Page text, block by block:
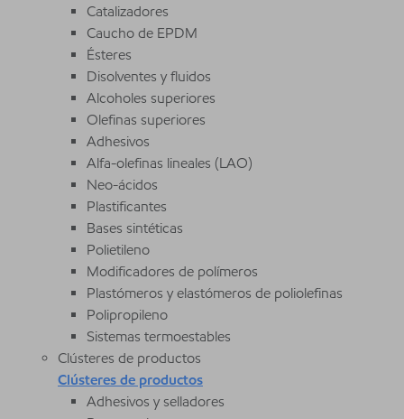
Catalizadores
Caucho de EPDM
Ésteres
Disolventes y fluidos
Alcoholes superiores
Olefinas superiores
Adhesivos
Alfa-olefinas lineales (LAO)
Neo-ácidos
Plastificantes
Bases sintéticas
Polietileno
Modificadores de polímeros
Plastómeros y elastómeros de poliolefinas
Polipropileno
Sistemas termoestables
Clústeres de productos
Clústeres de productos
Adhesivos y selladores